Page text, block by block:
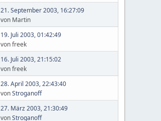
21. September 2003, 16:27:09
von Martin
19. Juli 2003, 01:42:49
von freek
16. Juli 2003, 21:15:02
von freek
28. April 2003, 22:43:40
vonStroganoff
27. März 2003, 21:30:49
vonStroganoff